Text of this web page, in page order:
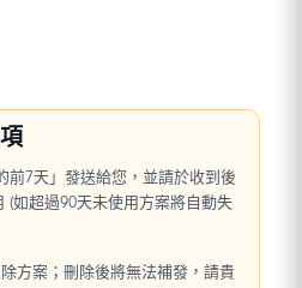
前7天」發送給您，並請於收到後
(如超過90天未使用方案將自動失
方案；刪除後將無法補發，請貴